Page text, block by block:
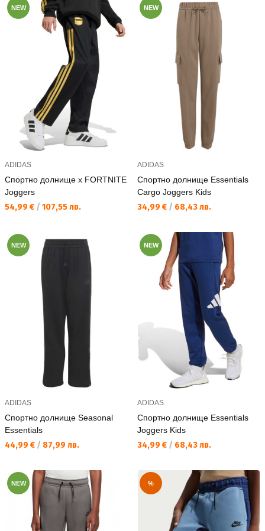
NEW
ADIDAS
Спортно долнище x FORTNITE
Joggers
Текуща цена:
54,99 € / 107,55 лв.
NEW
ADIDAS
Спортно долнище Essentials
Cargo Joggers Kids
Текуща цена:
34,99 € / 68,43 лв.
NEW
ADIDAS
Спортно долнище Seasonal
Essentials
Текуща цена:
44,99 € / 87,99 лв.
NEW
ADIDAS
Спортно долнище Essentials
Joggers Kids
Текуща цена:
34,99 € / 68,43 лв.
NEW %